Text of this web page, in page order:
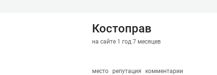
Костоправ
на сайте 1 год 7 месяцев
место репутация комментарии